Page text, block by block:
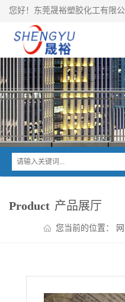
您好！东莞晟裕塑胶化工有限公
Product 产品展厅
您当前的位置：